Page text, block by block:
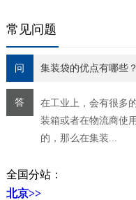
常见问题
问 集装袋的优点有哪些？
答
在工业上，会有很多
装箱或者在物流商使
的，那么在集装...
全国分站：
北京>>